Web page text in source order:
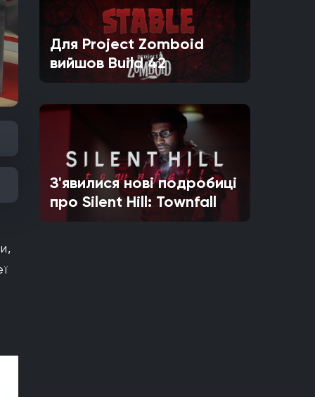
Для Project Zomboid
вийшов Build 42
З'явилися нові подробиці
про Silent Hill: Townfall